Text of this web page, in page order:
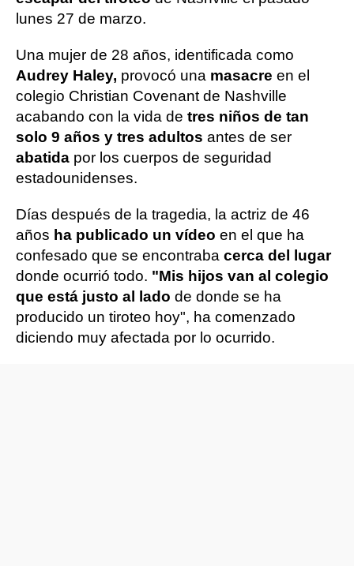
lunes 27 de marzo.
Una mujer de 28 años, identificada como
Audrey Haley, provocó una masacre en el
colegio Christian Covenant de Nashville
acabando con la vida de tres niños de tan
solo 9 años y tres adultos antes de ser
abatida por los cuerpos de seguridad
estadounidenses.
Días después de la tragedia, la actriz de 46
años ha publicado un vídeo en el que ha
confesado que se encontraba cerca del lugar
donde ocurrió todo. "Mis hijos van al colegio
que está justo al lado de donde se ha
producido un tiroteo hoy", ha comenzado
diciendo muy afectada por lo ocurrido.